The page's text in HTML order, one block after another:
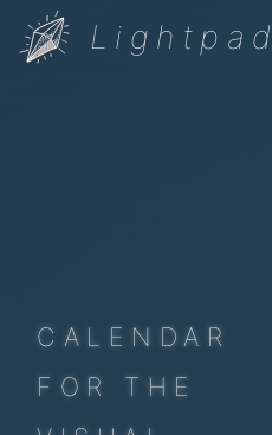
Lightpad
CALENDAR
FOR THE